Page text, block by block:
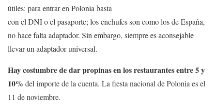
útiles: para entrar en Polonia basta
con el DNI o el pasaporte; los enchufes son como los de España,
no hace falta adaptador. Sin embargo, siempre es aconsejable
llevar un adaptador universal.
Hay costumbre de dar propinas en los restaurantes entre 5 y
10% del importe de la cuenta. La fiesta nacional de Polonia es el
11 de noviembre.